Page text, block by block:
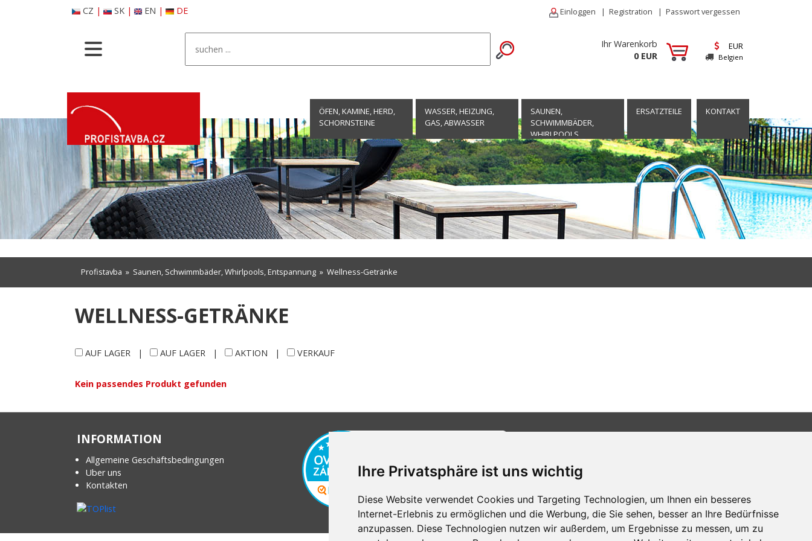
Ihre Privatsphäre ist uns wichtig
Diese Website verwendet Cookies und Targeting Technologien, um Ihnen ein besseres
Internet-Erlebnis zu ermöglichen und die Werbung, die Sie sehen, besser an Ihre Bedürfnisse
anzupassen. Diese Technologien nutzen wir außerdem, um Ergebnisse zu messen, um zu
CZ | SK| EN | DE Einloggen | Registration | Passwort vergessen
Ihr Warenkorb
0 EUR
EUR
Belgien
ÖFEN, KAMINE, HERD,
SCHORNSTEINE
WASSER, HEIZUNG,
GAS, ABWASSER
SAUNEN,
SCHWIMMBÄDER,
WHIRLPOOLS,
ENTSPANNUNG
ERSATZTEILE KONTAKT
Profistavba » Saunen, Schwimmbäder, Whirlpools, Entspannung » Wellness-Getränke
WELLNESS-GETRÄNKE
AUF LAGER | AUF LAGER | AKTION | VERKAUF
Kein passendes Produkt gefunden
INFORMATION
Allgemeine Geschäftsbedingungen
Uber uns
Kontakten
Bravura s.r.o. © 2026
profesionální webové stránky: triangl web